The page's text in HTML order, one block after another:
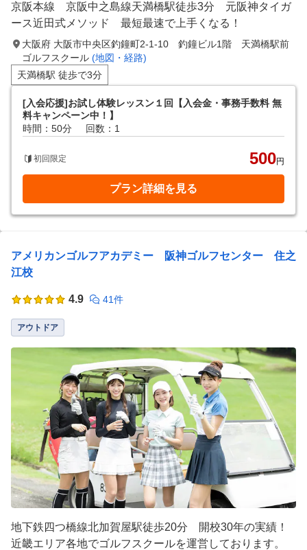
京阪本線 京阪中之島線天満橋駅徒歩3分 元阪神タイガ
ース近田式メソッド 最短最速で上手くなる！
大阪府 大阪市中央区釣鐘町2-1-10 釣鐘ビル1階 天満橋駅前
ゴルフスクール (地図・経路)
天満橋駅 徒歩で3分
[入会応援]お試し体験レッスン１回【入会金・事務手数料 無
料キャンペーン中！】
時間：50分
回数：1
初回限定 500円
プラン詳細を見る
アメリカンゴルフアカデミー 阪神ゴルフセンター 住之
江校
4.9 41件
アウトドア
地下鉄四つ橋線北加賀屋駅徒歩20分 開校30年の実績！
近畿エリア各地でゴルフスクールを運営しております。